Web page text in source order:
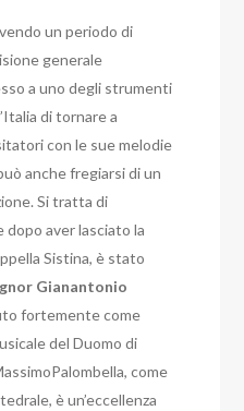
un periodo di
generale
a uno degli strumenti
di tornare a
con le sue melodie
anche fregiarsi di un
Si tratta di
dopo aver lasciato la
Sistina, è stato
Gianantonio
fortemente come
del Duomo di
come
è un’eccellenza